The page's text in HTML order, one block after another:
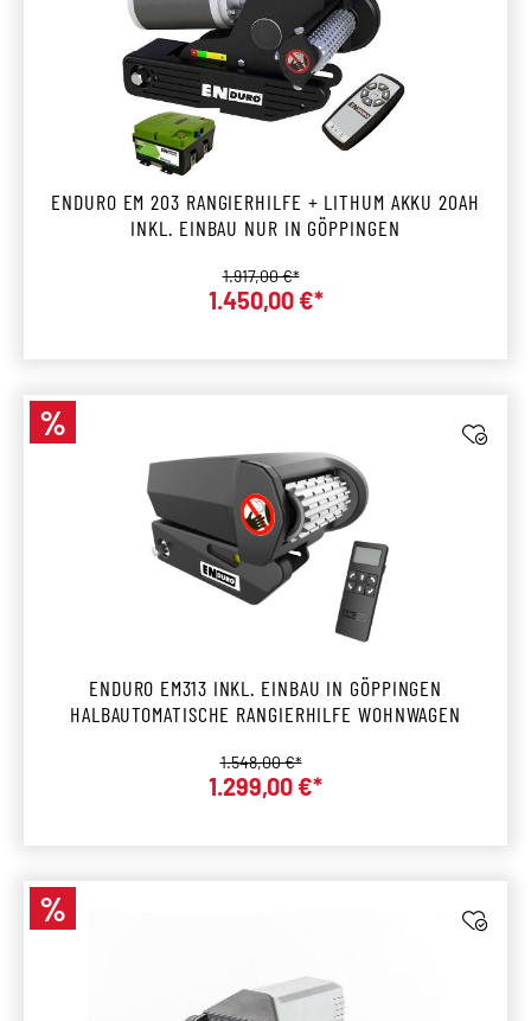
ENDURO EM 203 RANGIERHILFE + LITHUM AKKU 20AH
INKL. EINBAU NUR IN GÖPPINGEN
Verkaufspreis:
1.450,00 €*
Regulärer Preis:
1.917,00 €*
Rabatt
%
ENDURO EM313 INKL. EINBAU IN GÖPPINGEN
HALBAUTOMATISCHE RANGIERHILFE WOHNWAGEN
Verkaufspreis:
1.299,00 €*
Regulärer Preis:
1.548,00 €*
Rabatt
%